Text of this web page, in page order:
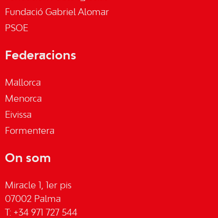
Fundació Gabriel Alomar
PSOE
Federacions
Mallorca
Menorca
Eivissa
Formentera
On som
Miracle 1, 1er pis
07002 Palma
T: +34 971 727 544